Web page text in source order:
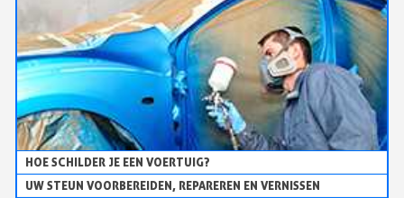
HOE SCHILDER JE EEN VOERTUIG?
UW STEUN VOORBEREIDEN, REPAREREN EN VERNISSEN